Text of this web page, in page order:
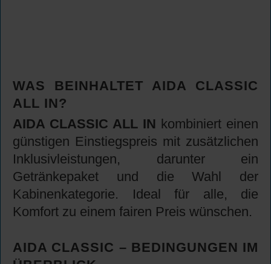
WAS BEINHALTET AIDA CLASSIC
ALL IN?
AIDA CLASSIC ALL IN kombiniert einen
günstigen Einstiegspreis mit zusätzlichen
Inklusivleistungen, darunter ein
Getränkepaket und die Wahl der
Kabinenkategorie. Ideal für alle, die
Komfort zu einem fairen Preis wünschen.
AIDA CLASSIC – BEDINGUNGEN IM